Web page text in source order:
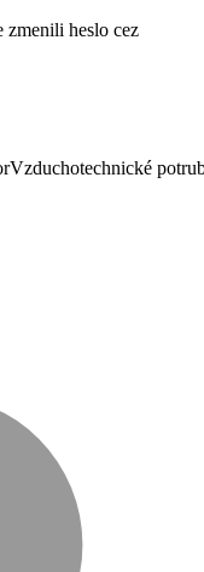
zmenili heslo cez
Vzduchotechnické